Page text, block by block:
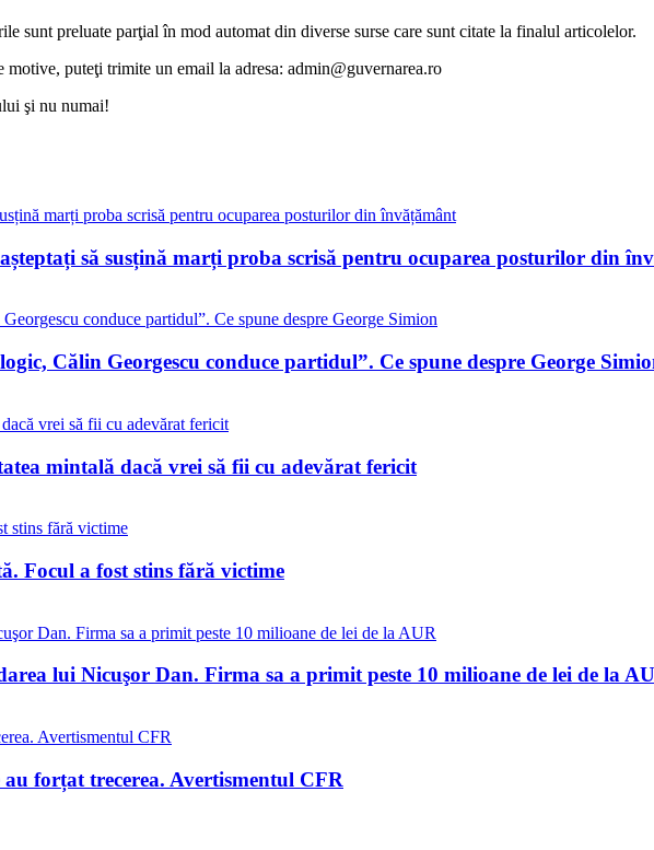
sunt preluate parţial în mod automat din diverse surse care sunt citate la finalul articolelor.
puteţi trimite un email la adresa: admin@guvernarea.ro
şi nu numai!
să susțină marți proba scrisă pentru ocuparea posturilor din
Călin Georgescu conduce partidul”. Ce spune despre George
mintală dacă vrei să fii cu adevărat fericit
Focul a fost stins fără victime
lui Nicuşor Dan. Firma sa a primit peste 10 milioane de lei de la
forțat trecerea. Avertismentul CFR